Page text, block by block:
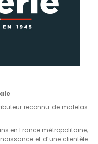
reconnu de matelas
en France métropolitaine,
et d’une clientèle